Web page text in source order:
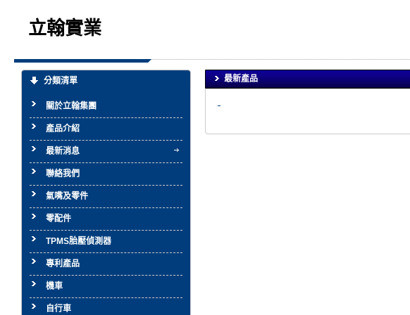
立翰實業
分類清單
關於立翰集團
產品介紹
最新消息
聯絡我們
氣嘴及零件
零配件
TPMS胎壓偵測器
專利產品
機車
自行車
最新產品